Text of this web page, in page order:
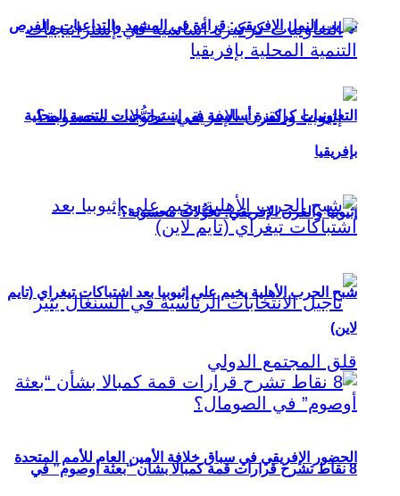
تهريب النمل الإفريقي: قراءة في المشهد والتداعيات والفرص
إثيوبيا والقرن الإفريقي: تحوُّلات محسوبة؟
الحضور الإفريقي في سباق خلافة الأمين العام للأمم المتحدة
التعاونيات كركيزة أساسية في إستراتيجيات التنمية المحلية
بإفريقيا
شبح الحرب الأهلية يخيم على إثيوبيا بعد اشتباكات تيغراي (تايم
لاين)
8 نقاط تشرح قرارات قمة كمبالا بشأن “بعثة أوصوم” في